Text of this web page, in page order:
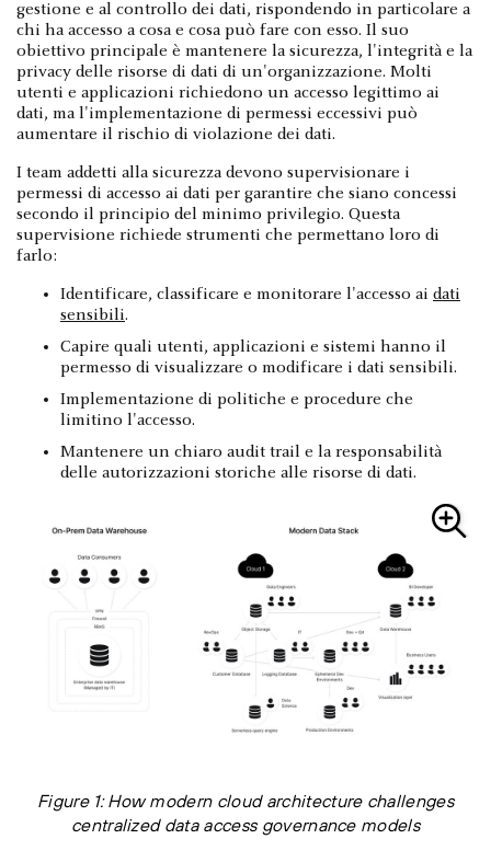
gestione e al controllo dei dati, rispondendo in particolare a
chi ha accesso a cosa e cosa può fare con esso. Il suo
obiettivo principale è mantenere la sicurezza, l'integrità e la
privacy delle risorse di dati di un'organizzazione. Molti
utenti e applicazioni richiedono un accesso legittimo ai
dati, ma l'implementazione di permessi eccessivi può
aumentare il rischio di violazione dei dati.
I team addetti alla sicurezza devono supervisionare i
permessi di accesso ai dati per garantire che siano concessi
secondo il principio del minimo privilegio. Questa
supervisione richiede strumenti che permettano loro di
farlo:
Identificare, classificare e monitorare l'accesso ai dati
sensibili.
Capire quali utenti, applicazioni e sistemi hanno il
permesso di visualizzare o modificare i dati sensibili.
Implementazione di politiche e procedure che
limitino l'accesso.
Mantenere un chiaro audit trail e la responsabilità
delle autorizzazioni storiche alle risorse di dati.
Figure 1: How modern cloud architecture challenges
centralized data access governance models